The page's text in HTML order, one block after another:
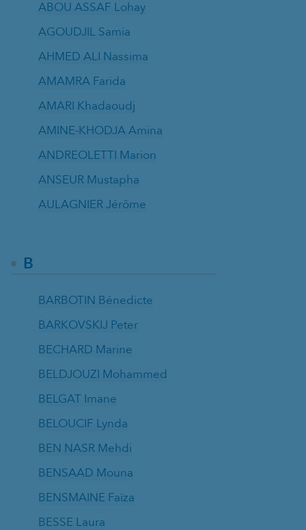
ABOU ASSAF Lohay
AGOUDJIL Samia
AHMED ALI Nassima
AMAMRA Farida
AMARI Khadaoudj
AMINE-KHODJA Amina
ANDREOLETTI Marion
ANSEUR Mustapha
AULAGNIER Jérôme
B
BARBOTIN Bénedicte
BARKOVSKIJ Peter
BECHARD Marine
BELDJOUZI Mohammed
BELGAT Imane
BELOUCIF Lynda
BEN NASR Mehdi
BENSAAD Mouna
BENSMAINE Faïza
BESSE Laura